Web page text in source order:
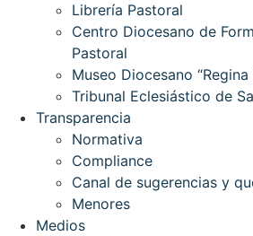
Librería Pastoral
Centro Diocesano de
Pastoral
Museo Diocesano
Tribunal Eclesiástico de
Transparencia
Normativa
Compliance
Canal de sugerencias y
Menores
Medios